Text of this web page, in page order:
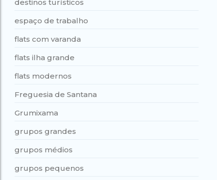
destinos turísticos
espaço de trabalho
flats com varanda
flats ilha grande
flats modernos
Freguesia de Santana
Grumixama
grupos grandes
grupos médios
grupos pequenos